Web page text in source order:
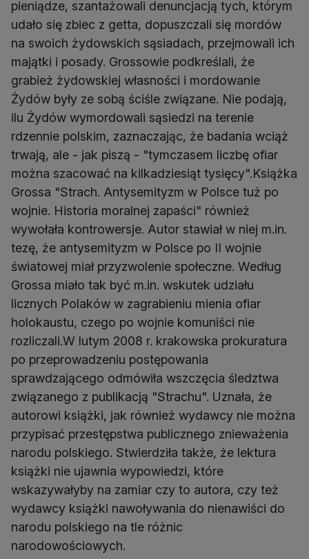
pieniądze, szantażowali denuncjacją tych, którym
udało się zbiec z getta, dopuszczali się mordów
na swoich żydowskich sąsiadach, przejmowali ich
majątki i posady. Grossowie podkreślali, że
grabież żydowskiej własności i mordowanie
Żydów były ze sobą ściśle związane. Nie podają,
ilu Żydów wymordowali sąsiedzi na terenie
rdzennie polskim, zaznaczając, że badania wciąż
trwają, ale - jak piszą - "tymczasem liczbę ofiar
można szacować na kilkadziesiąt tysięcy".Książka
Grossa "Strach. Antysemityzm w Polsce tuż po
wojnie. Historia moralnej zapaści" również
wywołała kontrowersje. Autor stawiał w niej m.in.
tezę, że antysemityzm w Polsce po II wojnie
światowej miał przyzwolenie społeczne. Według
Grossa miało tak być m.in. wskutek udziału
licznych Polaków w zagrabieniu mienia ofiar
holokaustu, czego po wojnie komuniści nie
rozliczali.W lutym 2008 r. krakowska prokuratura
po przeprowadzeniu postępowania
sprawdzającego odmówiła wszczęcia śledztwa
związanego z publikacją "Strachu". Uznała, że
autorowi książki, jak również wydawcy nie można
przypisać przestępstwa publicznego znieważenia
narodu polskiego. Stwierdziła także, że lektura
książki nie ujawnia wypowiedzi, które
wskazywałyby na zamiar czy to autora, czy też
wydawcy książki nawoływania do nienawiści do
narodu polskiego na tle różnic
narodowościowych.